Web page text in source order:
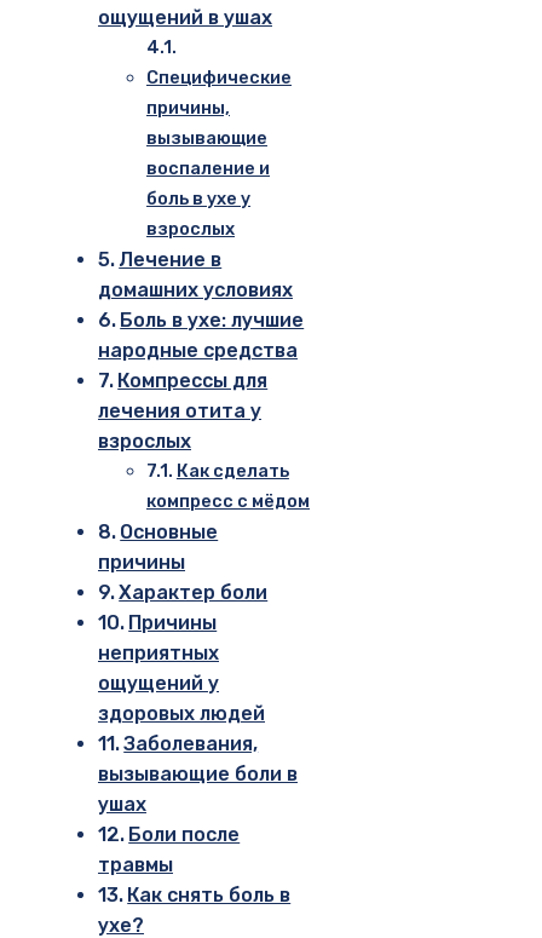
ощущений в ушах
Специфические
причины,
вызывающие
воспаление и
боль в ухе у
взрослых
Лечение в
домашних условиях
Боль в ухе: лучшие
народные средства
Компрессы для
лечения отита у
взрослых
Как сделать
компресс с мёдом
Основные
причины
Характер боли
Причины
неприятных
ощущений у
здоровых людей
Заболевания,
вызывающие боли в
ушах
Боли после
травмы
Как снять боль в
ухе?